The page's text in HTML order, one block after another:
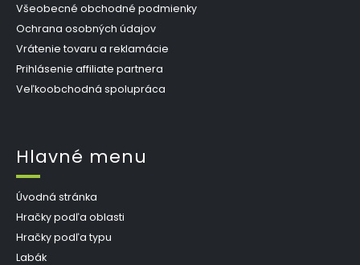
Všeobecné obchodné podmienky
Ochrana osobných údajov
Vrátenie tovaru a reklamácie
Prihlásenie affiliate partnera
Veľkoobchodná spolupráca
Hlavné menu
Úvodná stránka
Hračky podľa oblasti
Hračky podľa typu
Labák